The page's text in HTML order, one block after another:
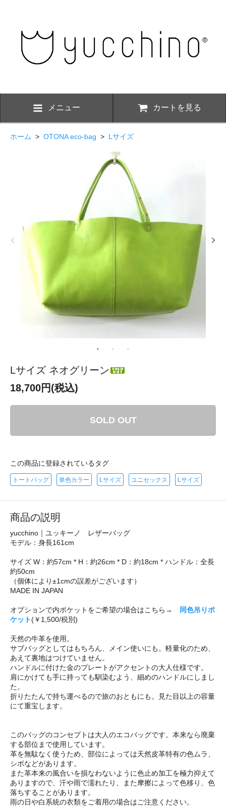
メニュー カートを見る
ホーム > OTONA eco-bag > Lサイズ
Lサイズ ネオグリーン
18,700円(税込)
SOLD OUT
この商品に登録されているタグ
トートバッグ 単色カラー Lサイズ ユニセックス Lサイズ
商品の説明
yucchino｜ユッキーノ レザーバッグ
モデル：身長161cm
サイズ W：約57cm * H：約26cm * D：約18cm * ハンドル：全長
約50cm
（個体により±1cmの誤差がございます）
MADE IN JAPAN
オプションで内ポケットをご希望の場合はこちら→
同色吊りポ
ケット(￥1,500/税別)
天然の牛革を使用。
サブバッグとしてはもちろん、メイン使いにも。軽量化のため、
あえて裏地はつけていません。
ハンドルに付けた金のプレートがアクセントの大人仕様です。
肩にかけても手に持っても馴染むよう、細めのハンドルにしまし
た。
折りたたんで持ち運べるので旅のおともにも。見た目以上の容量
にて重宝します。
このバッグのコンセプトは大人のエコバッグです。本来なら廃棄
する部位まで使用しています。
革を無駄なく使うため、部位によっては天然皮革特有の色ムラ、
シボなどがあります。
また革本来の風合いを損なわないように色止め加工を極力抑えて
ありますので、汗や雨で濡れたり、また摩擦によって色移り、色
落ちすることがあります。
雨の日や白系統の衣類をご着用の場合はご注意ください。